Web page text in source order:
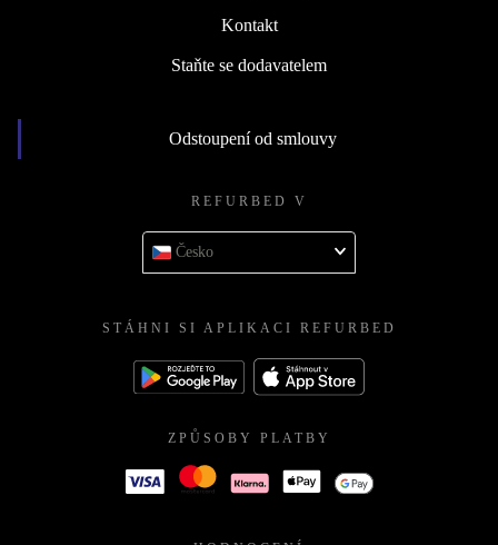
Kontakt
Staňte se dodavatelem
Odstoupení od smlouvy
REFURBED V
Česko
STÁHNI SI APLIKACI REFURBED
ZPŮSOBY PLATBY